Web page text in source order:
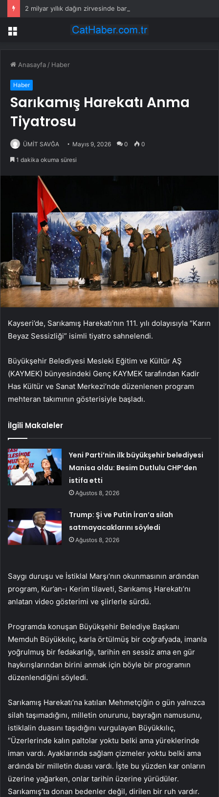
2 milyar yıllık dağın zirvesinde bambaşka bir dünya var
Menü
Anasayfa / Haber
Haber
Sarıkamış Harekatı Anma
Tiyatrosu
ÜMİT SAVĞA Mayıs 9, 2026 0 0
1 dakika okuma süresi
Kayseri’de, Sarıkamış Harekatı’nın 111. yılı dolayısıyla “Karın
Beyaz Sessizliği” isimli tiyatro sahnelendi.
Büyükşehir Belediyesi Mesleki Eğitim ve Kültür AŞ
(KAYMEK) bünyesindeki Genç KAYMEK tarafından Kadir
Has Kültür ve Sanat Merkezi’nde düzenlenen program
mehteran takımının gösterisiyle başladı.
İlgili Makaleler
Yeni Parti’nin ilk büyükşehir belediyesi
Manisa oldu: Besim Dutlulu CHP’den
istifa etti
Ağustos 8, 2026
Trump: Şi ve Putin İran’a silah
satmayacaklarını söyledi
Ağustos 8, 2026
Saygı duruşu ve İstiklal Marşı’nın okunmasının ardından
program, Kur’an-ı Kerim tilaveti, Sarıkamış Harekatı’nı
anlatan video gösterimi ve şiirlerle sürdü.
Programda konuşan Büyükşehir Belediye Başkanı
Memduh Büyükkılıç, karla örtülmüş bir coğrafyada, imanla
yoğrulmuş bir fedakarlığı, tarihin en sessiz ama en gür
haykırışlarından birini anmak için böyle bir programın
düzenlendiğini söyledi.
Sarıkamış Harekatı’na katılan Mehmetçiğin o gün yalnızca
silah taşımadığını, milletin onurunu, bayrağın namusunu,
istiklalin duasını taşıdığını vurgulayan Büyükkılıç,
“Üzerlerinde kalın paltolar yoktu belki ama yüreklerinde
iman vardı. Ayaklarında sağlam çizmeler yoktu belki ama
ardında bir milletin duası vardı. İşte bu yüzden kar onların
üzerine yağarken, onlar tarihin üzerine yürüdüler.
Sarıkamış’ta donan bedenler değil, dirilen bir ruh vardır.